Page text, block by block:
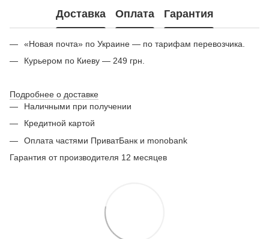
Доставка Оплата Гарантия
«Новая почта» по Украине — по тарифам перевозчика.
Курьером по Киеву — 249 грн.
Подробнее о доставке
Наличными при получении
Кредитной картой
Оплата частями ПриватБанк и monobank
Гарантия от производителя 12 месяцев